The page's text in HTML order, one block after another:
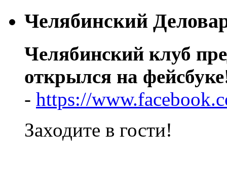
Челябинский
Челябинский клуб
открылся на
- https://
Заходите в гости!